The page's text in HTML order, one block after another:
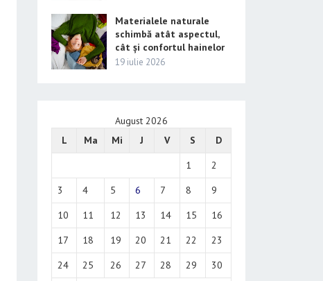
Materialele naturale
schimbă atât aspectul,
cât și confortul hainelor
19 iulie 2026
August 2026
L
Ma Mi J V S
D
1
2
3
4 5 6 7 8
9
10
11 12 13 14 15
16
17
18 19 20 21 22
23
24
25 26 27 28 29
30